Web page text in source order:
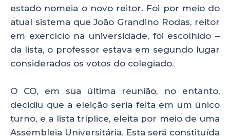
estado nomeia o novo reitor. Foi por meio do
atual sistema que João Grandino Rodas, reitor
em exercício na universidade, foi escolhido –
da lista, o professor estava em segundo lugar
considerados os votos do colegiado.
O CO, em sua última reunião, no entanto,
decidiu que a eleição seria feita em um único
turno, e a lista tríplice, eleita por meio de uma
Assembleia Universitária. Esta será constituída